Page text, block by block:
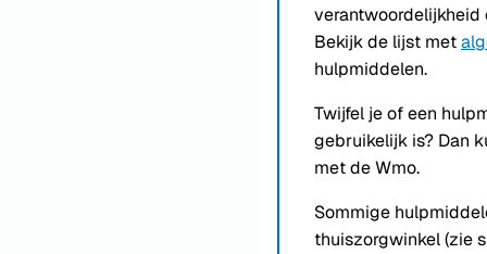
verantwoordelijkheid
Bekijk de lijst met
hulpmiddelen.
Twijfel je of een
gebruikelijk is? Dan
met de Wmo.
Sommige
thuiszorgwinkel (zie